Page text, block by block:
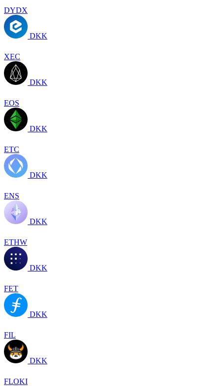
DYDX
DKK
XEC
DKK
EOS
DKK
ETC
DKK
ENS
DKK
ETHW
DKK
FET
DKK
FIL
DKK
FLOKI